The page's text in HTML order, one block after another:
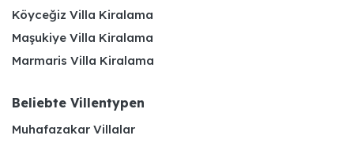
Köyceğiz Villa Kiralama
Maşukiye Villa Kiralama
Marmaris Villa Kiralama
Beliebte Villentypen
Muhafazakar Villalar